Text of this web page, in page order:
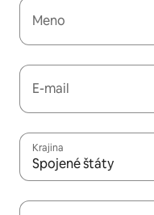
Meno
E-mail
Krajina
Spojené štáty